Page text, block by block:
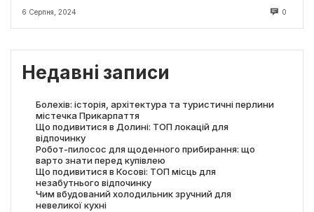
6 Серпня, 2024 0
Недавні записи
Болехів: історія, архітектура та туристичні перлини
містечка Прикарпаття
Що подивитися в Долині: ТОП локацій для
відпочинку
Робот-пилосос для щоденного прибирання: що
варто знати перед купівлею
Що подивитися в Косові: ТОП місць для
незабутнього відпочинку
Чим вбудований холодильник зручний для
невеликої кухні